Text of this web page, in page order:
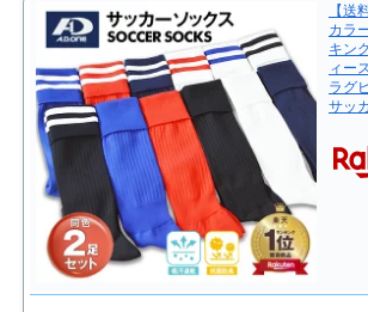
【送
カラ
キン
ィー
ラグ
サッ